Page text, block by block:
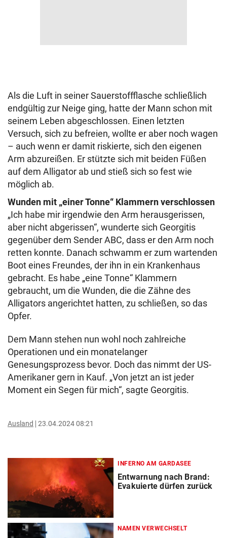
Als die Luft in seiner Sauerstoffflasche schließlich
endgültig zur Neige ging, hatte der Mann schon mit
seinem Leben abgeschlossen. Einen letzten
Versuch, sich zu befreien, wollte er aber noch wagen
– auch wenn er damit riskierte, sich den eigenen
Arm abzureißen. Er stützte sich mit beiden Füßen
auf dem Alligator ab und stieß sich so fest wie
möglich ab.
Wunden mit „einer Tonne“ Klammern verschlossen
„Ich habe mir irgendwie den Arm herausgerissen,
aber nicht abgerissen“, wunderte sich Georgitis
gegenüber dem Sender ABC, dass er den Arm noch
retten konnte. Danach schwamm er zum wartenden
Boot eines Freundes, der ihn in ein Krankenhaus
gebracht. Es habe „eine Tonne“ Klammern
gebraucht, um die Wunden, die die Zähne des
Alligators angerichtet hatten, zu schließen, so das
Opfer.
Dem Mann stehen nun wohl noch zahlreiche
Operationen und ein monatelanger
Genesungsprozess bevor. Doch das nimmt der US-
Amerikaner gern in Kauf. „Von jetzt an ist jeder
Moment ein Segen für mich“, sagte Georgitis.
Ausland 23.04.2024 08:21
INFERNO AM GARDASEE
Entwarnung nach Brand:
Evakuierte dürfen zurück
NAMEN VERWECHSELT